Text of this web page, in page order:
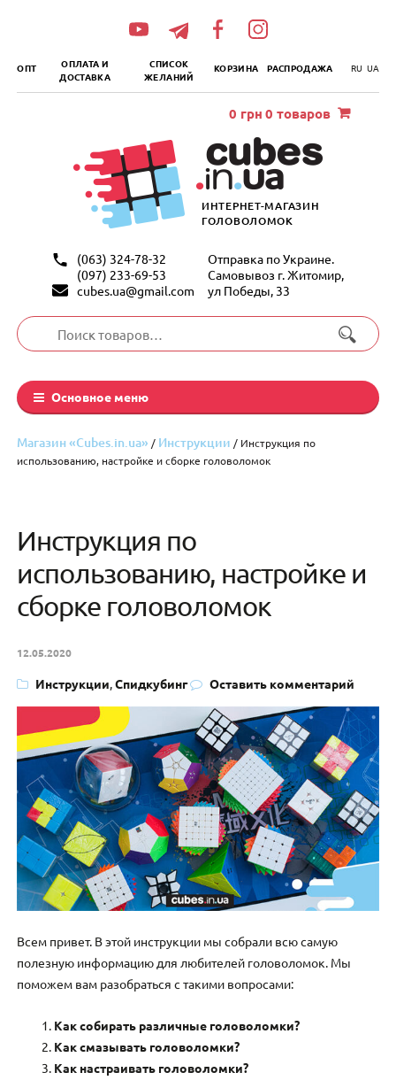
ОПТ
ОПЛАТА И
ДОСТАВКА
СПИСОК
ЖЕЛАНИЙ
КОРЗИНА РАСПРОДАЖА RU UA
ИНТЕРНЕТ-МАГАЗИН
ГОЛОВОЛОМОК
(063) 324-78-32
(097) 233-69-53
cubes.ua@gmail.com
Отправка по Украине.
Самовывоз г. Житомир,
ул Победы, 33
Искать:
Основное меню
0 грн 0 товаров
Магазин «Cubes.in.ua» / Инструкции / Инструкция по
использованию, настройке и сборке головоломок
Инструкция по
использованию, настройке и
сборке головоломок
12.05.2020
Инструкции,Спидкубинг Оставить комментарий
Всем привет. В этой инструкции мы собрали всю самую
полезную информацию для любителей головоломок. Мы
поможем вам разобраться с такими вопросами:
Как собирать различные головоломки?
Как смазывать головоломки?
Как настраивать головоломки?